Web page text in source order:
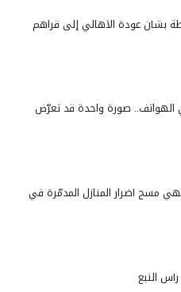
بشأن عودة الأهالي إلى قراهم
الهواتف.. صورة واحدة قد تعرّض
مسح أضرار المنازل المدمّرة في
النبع